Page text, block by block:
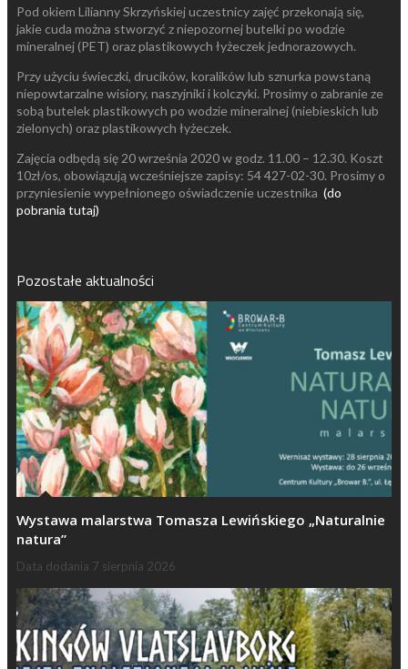
Pod okiem Lilianny Skrzyńskiej uczestnicy zajęć przekonają się,
jakie cuda można stworzyć z niepozornej butelki po wodzie
mineralnej (PET) oraz plastikowych łyżeczek jednorazowych.
Przy użyciu świeczki, drucików, koralików lub sznurka powstaną
niepowtarzalne wisiory, naszyjniki i kolczyki. Prosimy o zabranie ze
sobą butelek plastikowych po wodzie mineralnej (niebieskich lub
zielonych) oraz plastikowych łyżeczek.
Zajęcia odbędą się 20 września 2020 w godz. 11.00 – 12.30. Koszt
10zł/os, obowiązują wcześniejsze zapisy: 54 427-02-30. Prosimy o
przyniesienie wypełnionego oświadczenie uczestnika (do
pobrania tutaj)
Pozostałe aktualności
Wystawa malarstwa Tomasza Lewińskiego „Naturalnie
natura”
Data dodania 7 sierpnia 2026